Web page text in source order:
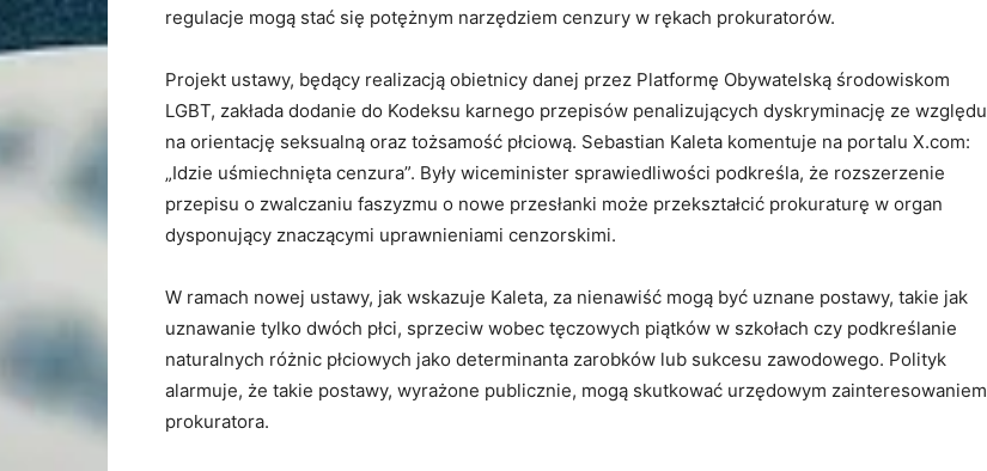
regulacje mogą stać się potężnym narzędziem cenzury w rękach prokuratorów.
Projekt ustawy, będący realizacją obietnicy danej przez Platformę Obywatelską środowiskom
LGBT, zakłada dodanie do Kodeksu karnego przepisów penalizujących dyskryminację ze względu
na orientację seksualną oraz tożsamość płciową. Sebastian Kaleta komentuje na portalu X.com:
„Idzie uśmiechnięta cenzura”. Były wiceminister sprawiedliwości podkreśla, że rozszerzenie
przepisu o zwalczaniu faszyzmu o nowe przesłanki może przekształcić prokuraturę w organ
dysponujący znaczącymi uprawnieniami cenzorskimi.
W ramach nowej ustawy, jak wskazuje Kaleta, za nienawiść mogą być uznane postawy, takie jak
uznawanie tylko dwóch płci, sprzeciw wobec tęczowych piątków w szkołach czy podkreślanie
naturalnych różnic płciowych jako determinanta zarobków lub sukcesu zawodowego. Polityk
alarmuje, że takie postawy, wyrażone publicznie, mogą skutkować urzędowym zainteresowaniem
prokuratora.